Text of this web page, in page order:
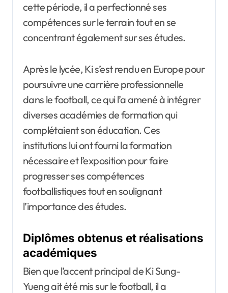
cette période, il a perfectionné ses
compétences sur le terrain tout en se
concentrant également sur ses études.
Après le lycée, Ki s’est rendu en Europe pour
poursuivre une carrière professionnelle
dans le football, ce qui l’a amené à intégrer
diverses académies de formation qui
complétaient son éducation. Ces
institutions lui ont fourni la formation
nécessaire et l’exposition pour faire
progresser ses compétences
footballistiques tout en soulignant
l’importance des études.
Diplômes obtenus et réalisations
académiques
Bien que l’accent principal de Ki Sung-
Yueng ait été mis sur le football, il a